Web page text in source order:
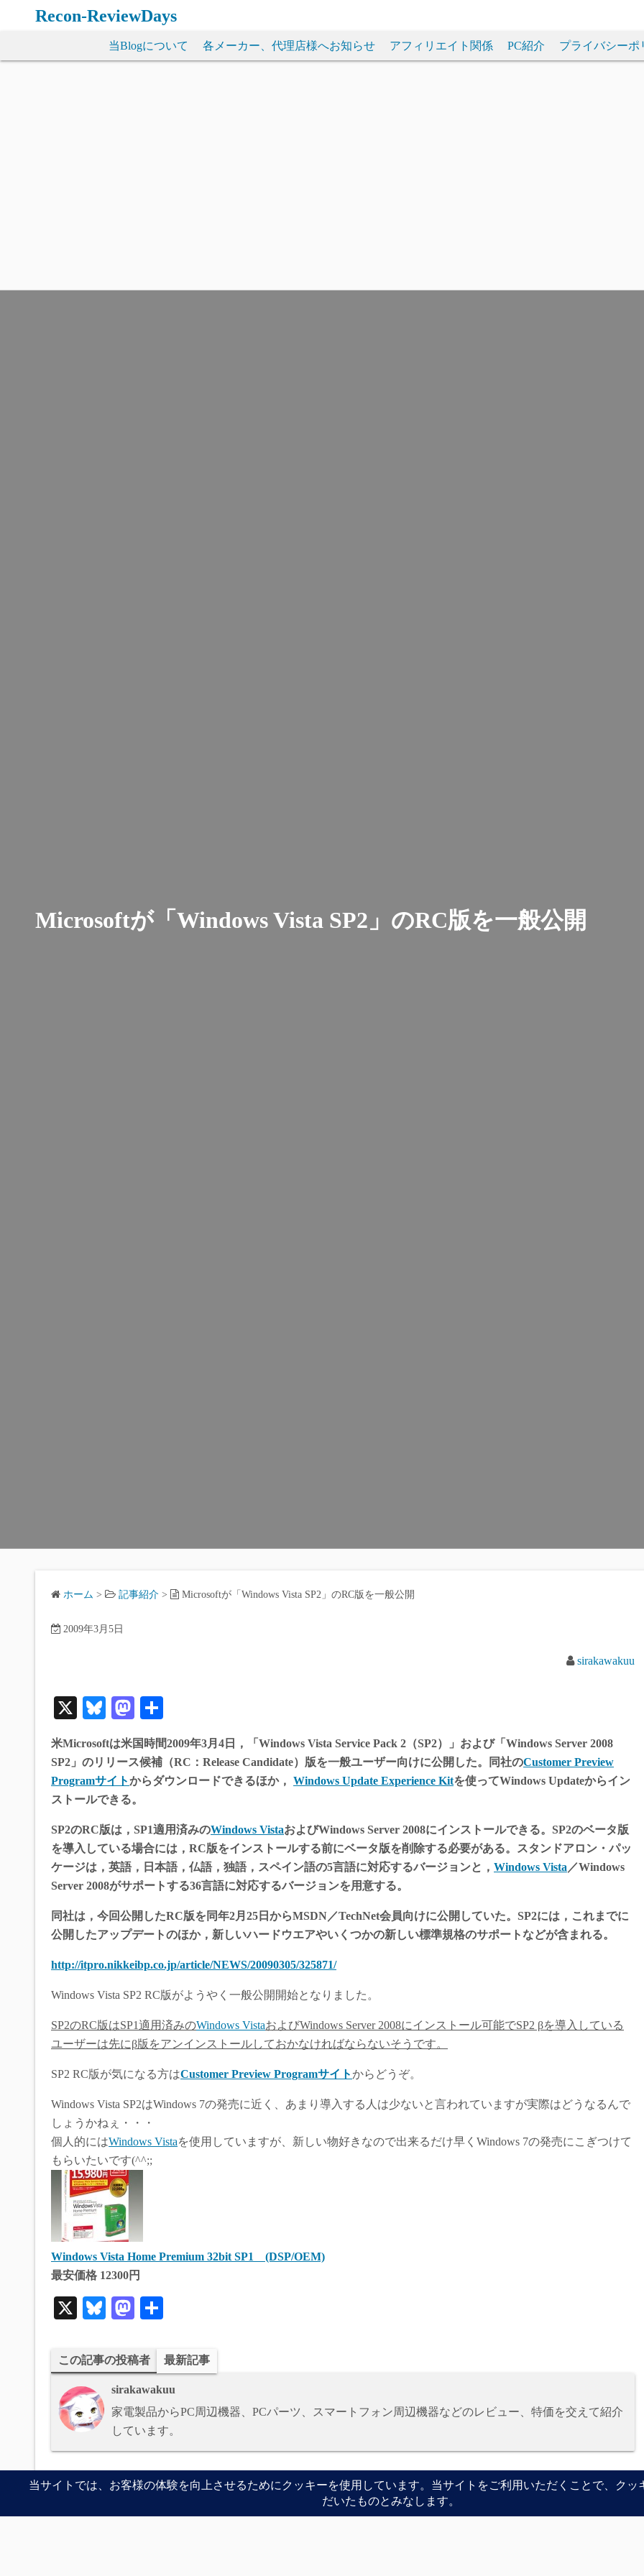
ン
Recon-ReviewDays
当Blogについて 各メーカー、代理店様へお知らせ アフィリエイト関係 PC紹介 プライバシーポ
Microsoftが「Windows Vista SP2」のRC版を一般公開
ホーム > 記事紹介 > Microsoftが「Windows Vista SP2」のRC版を一般公開
2009年3月5日
sirakawakuu
X
Bl
ue
sk
y
M
as
to
do
n
有
米Microsoftは米国時間2009年3月4日，「Windows Vista Service Pack 2（SP2）」および「Windows Server 2008
SP2」のリリース候補（RC：Release Candidate）版を一般ユーザー向けに公開した。同社のCustomer Preview
Programサイトからダウンロードできるほか， Windows Update Experience Kitを使ってWindows Updateからイン
ストールできる。
SP2のRC版は，SP1適用済みのWindows VistaおよびWindows Server 2008にインストールできる。SP2のベータ版
を導入している場合には，RC版をインストールする前にベータ版を削除する必要がある。スタンドアロン・パッ
ケージは，英語，日本語，仏語，独語，スペイン語の5言語に対応するバージョンと， Windows Vista ／Windows
Server 2008がサポートする36言語に対応するバージョンを用意する。
同社は，今回公開したRC版を同年2月25日からMSDN／TechNet会員向けに公開していた。SP2には，これまでに
公開したアップデートのほか，新しいハードウエアやいくつかの新しい標準規格のサポートなどが含まれる。
http://itpro.nikkeibp.co.jp/article/NEWS/20090305/325871/
Windows Vista SP2 RC版がようやく一般公開開始となりました。
SP2のRC版はSP1適用済みのWindows VistaおよびWindows Server 2008にインストール可能でSP2 βを導入している
ユーザーは先にβ版をアンインストールしておかなければならないそうです。
SP2 RC版が気になる方はCustomer Preview Programサイトからどうぞ。
Windows Vista SP2はWindows 7の発売に近く、あまり導入する人は少ないと言われていますが実際はどうなるんで
しょうかねぇ・・・
個人的にはWindows Vistaを使用していますが、新しい物好きなので出来るだけ早くWindows 7の発売にこぎつけて
もらいたいです(^^;;
Windows Vista Home Premium 32bit SP1 (DSP/OEM)
最安価格 12300円
X
Bl
sk
y
M
to
do
n
この記事の投稿者 最新記事
sirakawakuu
家電製品からPC周辺機器、PCパーツ、スマートフォン周辺機器などのレビュー、特価を交えて紹介
しています。
記事紹介
前の記事 次の記事